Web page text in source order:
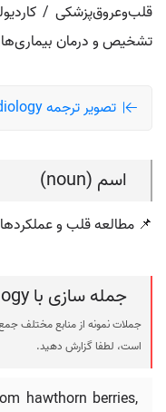
قلب‌وعروق‌پزشکی /
تشخیص و درمان
تصویر ترجمه cardiology
اسم (noun)
📌 مطالعه قلب و
جمله سازی با cardiology
جملات نمونه از منابع مختلف
است، لطفا گزارش دهید.
hawthorn berries,